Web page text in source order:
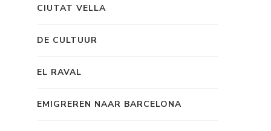
CIUTAT VELLA
DE CULTUUR
EL RAVAL
EMIGREREN NAAR BARCELONA